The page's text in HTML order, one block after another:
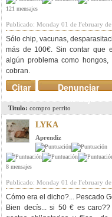
121 mensajes
Publicado: Monday 01 de February
Sólo chip, vacunas,
más de 100€. Sin contar que
algún problema como
cobran.
Denunciar
mensaje
Citar
Titulo: compro perrito
LYKA
Aprendiz
8 mensajes
Publicado: Monday 01 de February
Cómo era el dicho?... Pescado
Bien decís... si 50 € es